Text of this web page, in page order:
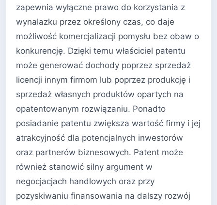
zapewnia wyłączne prawo do korzystania z
wynalazku przez określony czas, co daje
możliwość komercjalizacji pomysłu bez obaw o
konkurencję. Dzięki temu właściciel patentu
może generować dochody poprzez sprzedaż
licencji innym firmom lub poprzez produkcję i
sprzedaż własnych produktów opartych na
opatentowanym rozwiązaniu. Ponadto
posiadanie patentu zwiększa wartość firmy i jej
atrakcyjność dla potencjalnych inwestorów
oraz partnerów biznesowych. Patent może
również stanowić silny argument w
negocjacjach handlowych oraz przy
pozyskiwaniu finansowania na dalszy rozwój